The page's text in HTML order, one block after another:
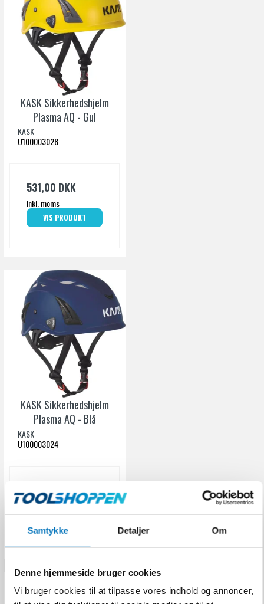
Samtykke Detaljer Om
Denne hjemmeside bruger cookies
Vi bruger cookies til at tilpasse vores indhold og annoncer,
KASK Sikkerhedshjelm
Plasma AQ - Gul
KASK
U100003028
531,00 DKK
Inkl. moms
VIS PRODUKT
KASK Sikkerhedshjelm
Plasma AQ - Blå
KASK
U100003024
531,00 DKK
Inkl. moms